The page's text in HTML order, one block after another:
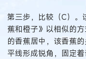
第三步，比较（C）。
蕉和橙子》以相似的
的香蕉居中，该香蕉
平线形成锐角，固定